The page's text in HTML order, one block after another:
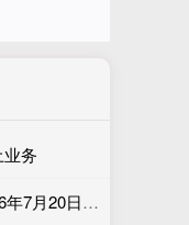
务
上海股票配资公司 东方精工：截至2026年7月20日收市公司股东总户数为115915户